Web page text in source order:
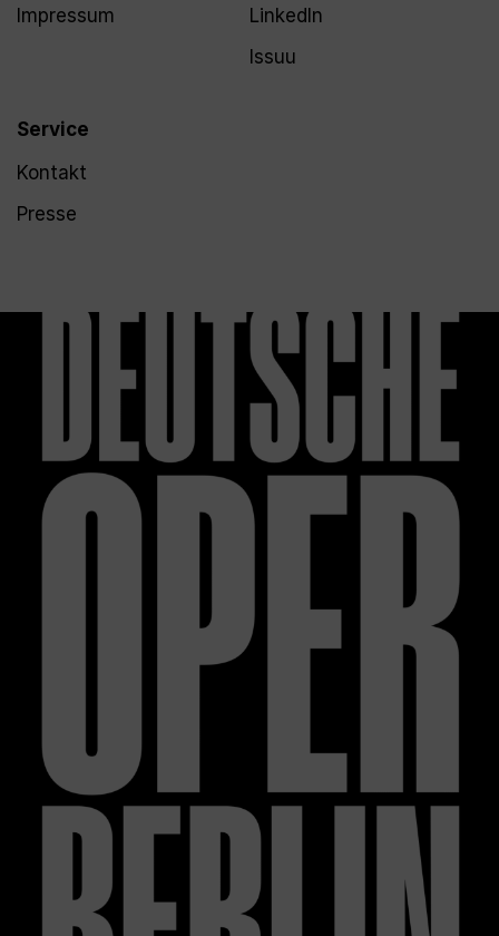
Impressum
Service
Kontakt
Presse
LinkedIn
Issuu